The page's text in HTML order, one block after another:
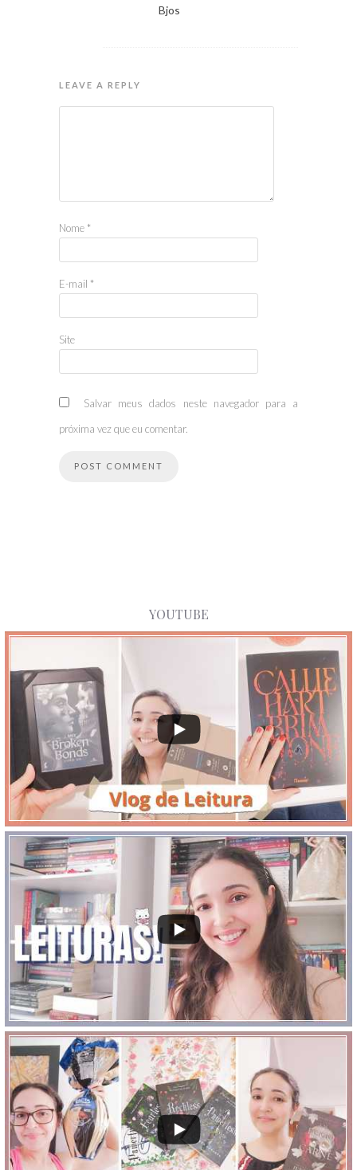
Bjos
LEAVE A REPLY
Nome *
E-mail *
Site
Salvar meus dados neste navegador para a
próxima vez que eu comentar.
YOUTUBE